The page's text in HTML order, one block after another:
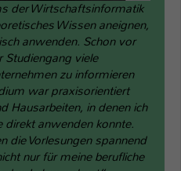
der Wirtschaftsinformatik
Wissen aneignen,
anwenden. Schon vor
viele
zu informieren
war praxisorientiert
Hausarbeiten, in denen ich
direkt anwenden konnte.
die Vorlesungen spannend
nur für meine berufliche